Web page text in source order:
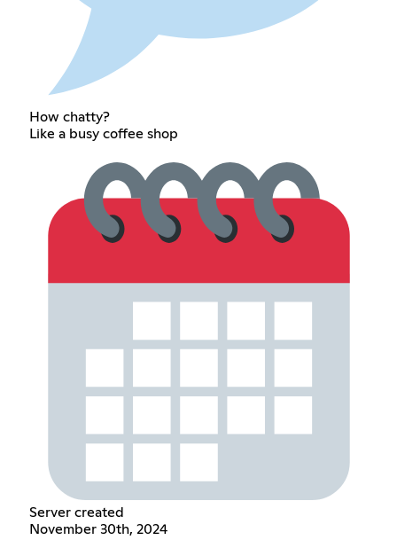
How chatty?
Like a busy coffee shop
Server created
November 30th, 2024